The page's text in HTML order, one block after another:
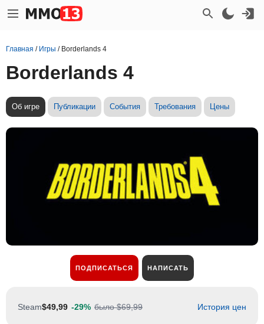
Главная / Игры / Borderlands 4
Borderlands 4
Об игре Публикации События Требования Цены
ПОДПИСАТЬСЯ НАПИСАТЬ
Steam$49,99 -29% было $69,99 История цен